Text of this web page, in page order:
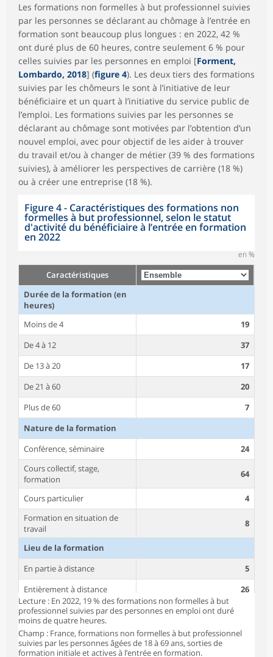
Les formations non formelles à but professionnel suivies
par les personnes se déclarant au chômage à l’entrée en
formation sont beaucoup plus longues : en 2022, 42 %
ont duré plus de 60 heures, contre seulement 6 % pour
celles suivies par les personnes en emploi [Forment,
Lombardo, 2018] (figure 4). Les deux tiers des formations
suivies par les chômeurs le sont à l’initiative de leur
bénéficiaire et un quart à l’initiative du service public de
l’emploi. Les formations suivies par les personnes se
déclarant au chômage sont motivées par l’obtention d’un
nouvel emploi, avec pour objectif de les aider à trouver
du travail et/ou à changer de métier (39 % des formations
suivies), à améliorer les perspectives de carrière (18 %)
ou à créer une entreprise (18 %).
Figure 4 - Caractéristiques des formations non
formelles à but professionnel, selon le statut
d'activité du bénéficiaire à l’entrée en formation
en 2022
en %
Caractéristiques
Durée de la formation (en
heures)
Moins de 4
19
De 4 à 12
37
De 13 à 20
17
De 21 à 60
20
Plus de 60
7
Nature de la formation
Conférence, séminaire
24
Cours collectif, stage,
formation
64
Cours particulier
4
Formation en situation de
travail
8
Lieu de la formation
En partie à distance
5
Entièrement à distance
26
Sur site
Initiative de la formation
Employeur
Lecture : En 2022, 19 % des formations non formelles à but
professionnel suivies par des personnes en emploi ont duré
moins de quatre heures.
Champ : France, formations non formelles à but professionnel
suivies par les personnes âgées de 18 à 69 ans, sorties de
formation initiale et actives à l’entrée en formation.